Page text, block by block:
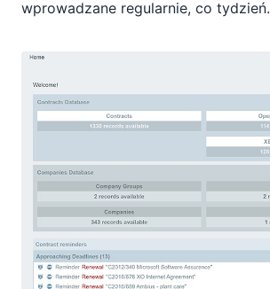
wprowadzane regularnie, co tydzień.